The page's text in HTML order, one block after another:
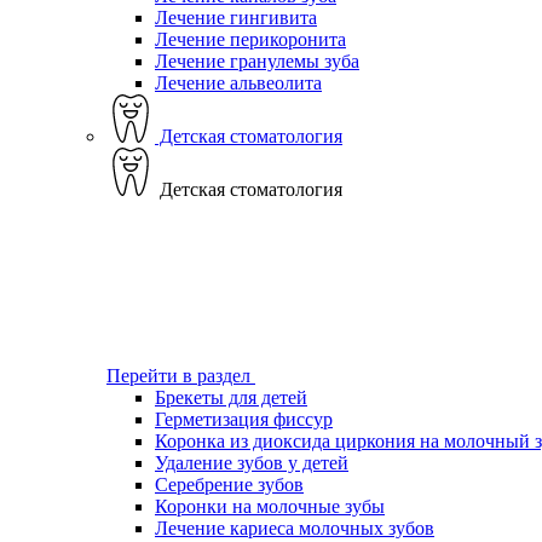
Лечение гингивита
Лечение перикоронита
Лечение гранулемы зуба
Лечение альвеолита
Детская стоматология
Детская стоматология
Перейти в раздел
Брекеты для детей
Герметизация фиссур
Коронка из диоксида циркония на молочный
Удаление зубов у детей
Серебрение зубов
Коронки на молочные зубы
Лечение кариеса молочных зубов